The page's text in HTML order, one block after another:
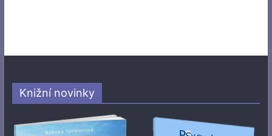
Knižní novinky